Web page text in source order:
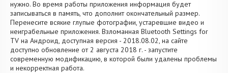
нужно. Во время работы приложения информация будет
записываться в память, что дополнит окончательный размер.
Перенесите всякие глупые фотографии, устаревшие видео и
неиграбельные приложения. Взломанная Bluetooth Settings for
TV на Андроид, доступная версия - 2018.08.02, на сайте
доступно обновление от 2 августа 2018 г. - запустите
современную модификацию, в которой были удалены проблемы
и некорректная работа.